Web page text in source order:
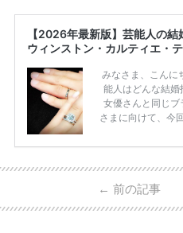
【2026年最新版】芸能人の
ウィンストン・カルティエ・
みなさま、こんに
能人はどんな結
女優さんと同じ
さまに向けて、今
ーウィンストンや
日本で人気のブ
・愛用している芸
← 前の記事